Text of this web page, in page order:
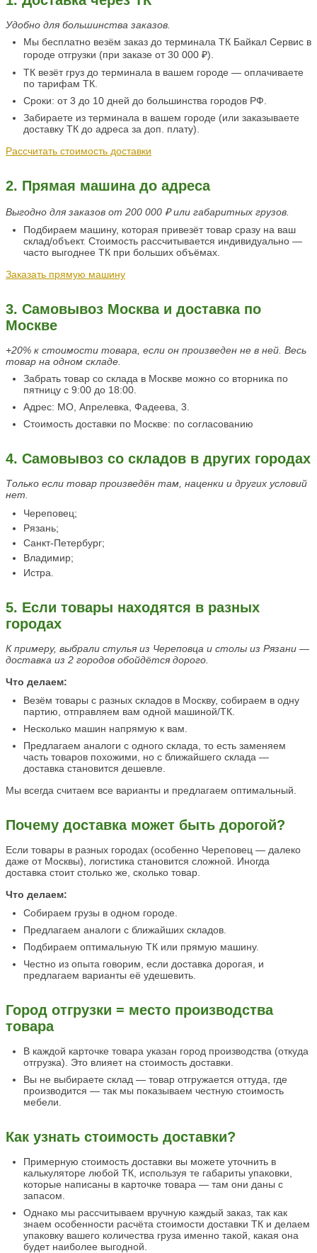
Удобно для большинства заказов.
Мы бесплатно везём заказ до терминала ТК Байкал Сервис в
городе отгрузки (при заказе от 30 000 ₽).
ТК везёт груз до терминала в вашем городе — оплачиваете
по тарифам ТК.
Сроки: от 3 до 10 дней до большинства городов РФ.
Забираете из терминала в вашем городе (или заказываете
доставку ТК до адреса за доп. плату).
Рассчитать стоимость доставки
2. Прямая машина до адреса
Выгодно для заказов от 200 000 ₽ или габаритных грузов.
Подбираем машину, которая привезёт товар сразу на ваш
склад/объект. Стоимость рассчитывается индивидуально —
часто выгоднее ТК при больших объёмах.
Заказать прямую машину
3. Самовывоз Москва и доставка по
Москве
+20% к стоимости товара, если он произведен не в ней. Весь
товар на одном складе.
Забрать товар со склада в Москве можно со вторника по
пятницу с 9:00 до 18:00.
Адрес: МО, Апрелевка, Фадеева, 3.
Стоимость доставки по Москве: по согласованию
4. Самовывоз со складов в других городах
Только если товар произведён там, наценки и других условий
нет.
Череповец;
Рязань;
Санкт-Петербург;
Владимир;
Истра.
5. Если товары находятся в разных
городах
К примеру, выбрали стулья из Череповца и столы из Рязани —
доставка из 2 городов обойдётся дорого.
Что делаем:
Везём товары с разных складов в Москву, собираем в одну
партию, отправляем вам одной машиной/ТК.
Несколько машин напрямую к вам.
Предлагаем аналоги с одного склада, то есть заменяем
часть товаров похожими, но с ближайшего склада —
доставка становится дешевле.
Мы всегда считаем все варианты и предлагаем оптимальный.
Почему доставка может быть дорогой?
Если товары в разных городах (особенно Череповец — далеко
даже от Москвы), логистика становится сложной. Иногда
доставка стоит столько же, сколько товар.
Что делаем:
Собираем грузы в одном городе.
Предлагаем аналоги с ближайших складов.
Подбираем оптимальную ТК или прямую машину.
Честно из опыта говорим, если доставка дорогая, и
предлагаем варианты её удешевить.
Город отгрузки = место производства
товара
В каждой карточке товара указан город производства (откуда
отгрузка). Это влияет на стоимость доставки.
Вы не выбираете склад — товар отгружается оттуда, где
производится — так мы показываем честную стоимость
мебели.
Как узнать стоимость доставки?
Примерную стоимость доставки вы можете уточнить в
калькуляторе любой ТК, используя те габариты упаковки,
которые написаны в карточке товара — там они даны с
запасом.
Однако мы рассчитываем вручную каждый заказ, так как
знаем особенности расчёта стоимости доставки ТК и делаем
упаковку вашего количества груза именно такой, какая она
будет наиболее выгодной.